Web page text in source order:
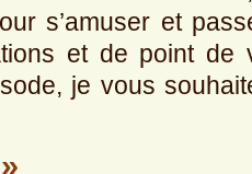
s’amuser et
et de point
je vous